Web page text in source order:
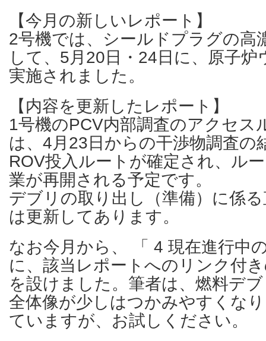
【今月の新しいレポート】
2号機では、シールドプラグの高
して、5月20日・24日に、原子
実施されました。
【内容を更新したレポート】
1号機のPCV内部調査のアクセス
は、4月23日からの干渉物調査の
ROV投入ルートが確定され、ル
業が再開される予定です。
デブリの取り出し（準備）に係
は更新してあります。
なお今月から、 「 4 現在進行中
に、該当レポートへのリンク付
を設けました。筆者は、燃料デ
全体像が少しはつかみやすくな
ていますが、お試しください。